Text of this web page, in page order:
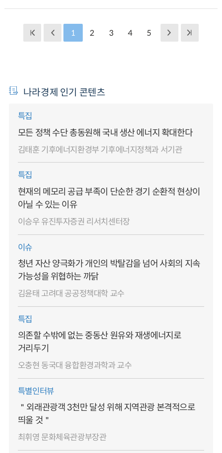
1 2 3 4 5
나라경제 인기 콘텐츠
특집
모든 정책 수단 총동원해 국내 생산 에너지 확대한다
김태훈 기후에너지환경부 기후에너지정책과 서기관
특집
현재의 메모리 공급 부족이 단순한 경기 순환적 현상이
아닐 수 있는 이유
이승우 유진투자증권 리서치센터장
이슈
청년 자산 양극화가 개인의 박탈감을 넘어 사회의 지속
가능성을 위협하는 까닭
김윤태 고려대 공공정책대학 교수
특집
의존할 수밖에 없는 중동산 원유와 재생에너지로
거리두기
오충현 동국대 융합환경과학과 교수
특별인터뷰
＂외래관광객 3천만 달성 위해 지역관광 본격적으로
띄울 것＂
최휘영 문화체육관광부장관